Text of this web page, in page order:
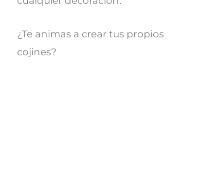
¿Te animas a crear tus propios
cojines?